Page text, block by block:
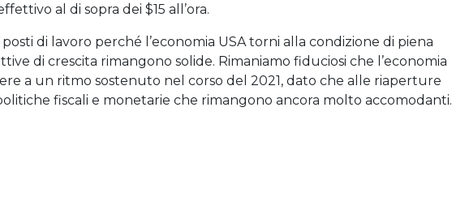
al di sopra dei $15 all’ora.
di lavoro perché l’economia USA torni alla condizione di piena
di crescita rimangono solide. Rimaniamo fiduciosi che l’economia
a un ritmo sostenuto nel corso del 2021, dato che alle riaperture
fiscali e monetarie che rimangono ancora molto accomodanti.